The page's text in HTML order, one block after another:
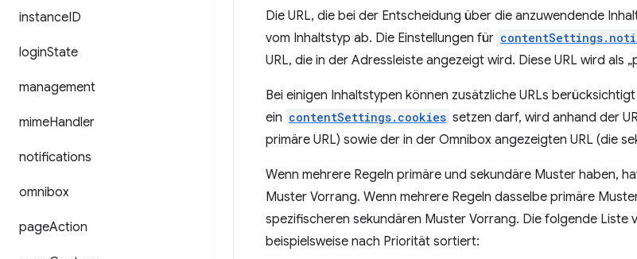
instanceID
loginState
management
mimeHandler
notifications
omnibox
pageAction
Die URL, die bei der Entscheidung über die anzuwendende
vom Inhaltstyp ab. Die Einstellungen für
URL, die in der Adressleiste angezeigt wird. Diese URL wird als
Bei einigen Inhaltstypen können zusätzliche URLs
ein contentSettings.cookies setzen darf, wird anhand der
primäre URL) sowie der in der Omnibox angezeigten URL (die
Wenn mehrere Regeln primäre und sekundäre Muster haben,
Muster Vorrang. Wenn mehrere Regeln dasselbe primäre
spezifischeren sekundären Muster Vorrang. Die folgende Liste
beispielsweise nach Priorität sortiert: